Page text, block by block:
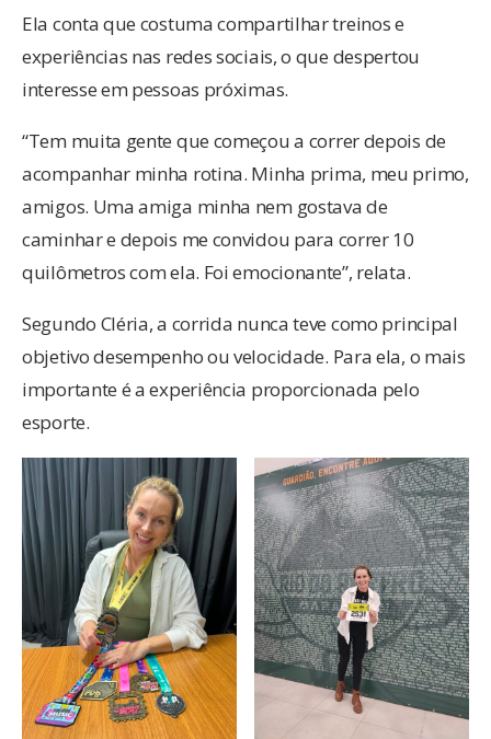
Ela conta que costuma compartilhar treinos e
experiências nas redes sociais, o que despertou
interesse em pessoas próximas.
“Tem muita gente que começou a correr depois de
acompanhar minha rotina. Minha prima, meu primo,
amigos. Uma amiga minha nem gostava de
caminhar e depois me convidou para correr 10
quilômetros com ela. Foi emocionante”, relata.
Segundo Cléria, a corrida nunca teve como principal
objetivo desempenho ou velocidade. Para ela, o mais
importante é a experiência proporcionada pelo
esporte.